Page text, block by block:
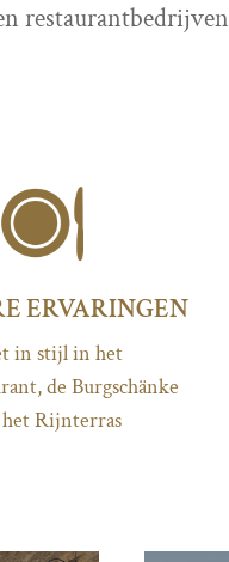
ERVARINGEN
in stijl in het
de Burgschänke
Rijnterras